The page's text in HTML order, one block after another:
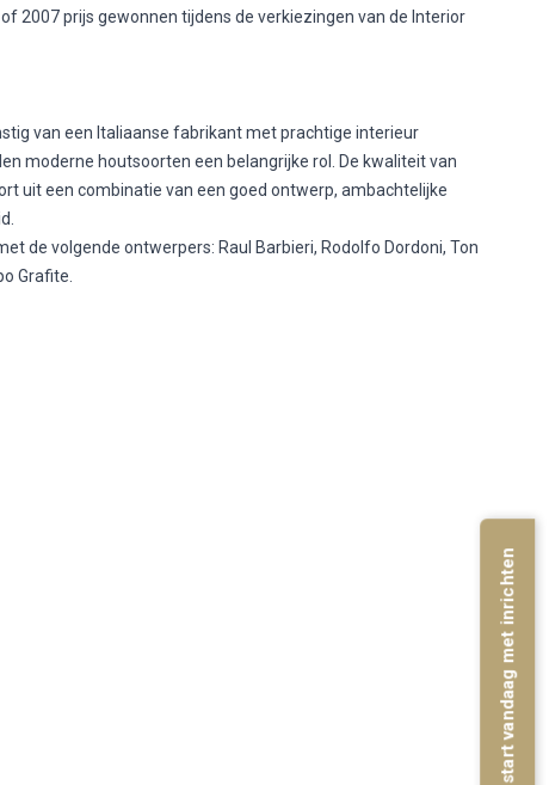
2007 prijs gewonnen tijdens de verkiezingen van de Interior
van een Italiaanse fabrikant met prachtige interieur
moderne houtsoorten een belangrijke rol. De kwaliteit van
uit een combinatie van een goed ontwerp, ambachtelijke
de volgende ontwerpers: Raul Barbieri, Rodolfo Dordoni, Ton
Grafite.
start vandaag met inrichten